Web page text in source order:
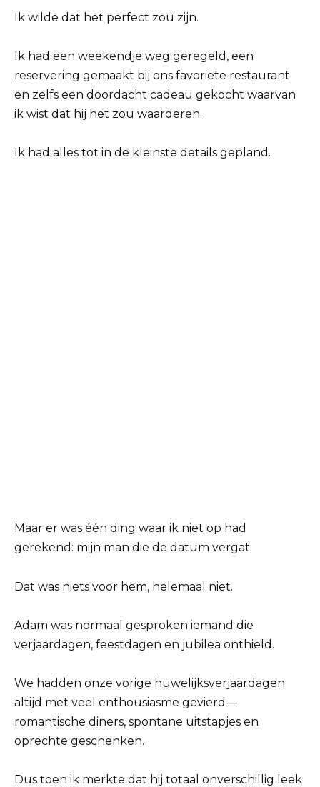
Ik wilde dat het perfect zou zijn.
Ik had een weekendje weg geregeld, een
reservering gemaakt bij ons favoriete restaurant
en zelfs een doordacht cadeau gekocht waarvan
ik wist dat hij het zou waarderen.
Ik had alles tot in de kleinste details gepland.
Maar er was één ding waar ik niet op had
gerekend: mijn man die de datum vergat.
Dat was niets voor hem, helemaal niet.
Adam was normaal gesproken iemand die
verjaardagen, feestdagen en jubilea onthield.
We hadden onze vorige huwelijksverjaardagen
altijd met veel enthousiasme gevierd—
romantische diners, spontane uitstapjes en
oprechte geschenken.
Dus toen ik merkte dat hij totaal onverschillig leek